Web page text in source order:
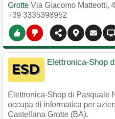
Grotte Via Giacomo Matteotti,
+39 3335398952
Elettronica-Shop
Elettronica-Shop di Pasquale
occupa di informatica per
Castellana Grotte (BA).